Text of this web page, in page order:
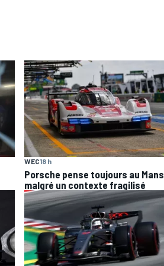
WEC18 h
Porsche pense toujours au Mans
malgré un contexte fragilisé